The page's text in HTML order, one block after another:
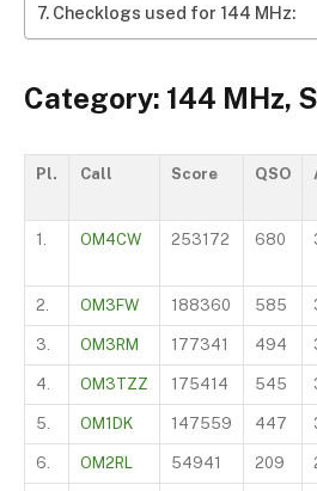
Checklogs used for 144 MHz:
Category: 144 MHz,
Pl. Call Score QSO
1. OM4CW 253172 680
2. OM3FW 188360 585
3. OM3RM 177341 494
4. OM3TZZ 175414 545
5. OM1DK 147559 447
6. OM2RL 54941 209